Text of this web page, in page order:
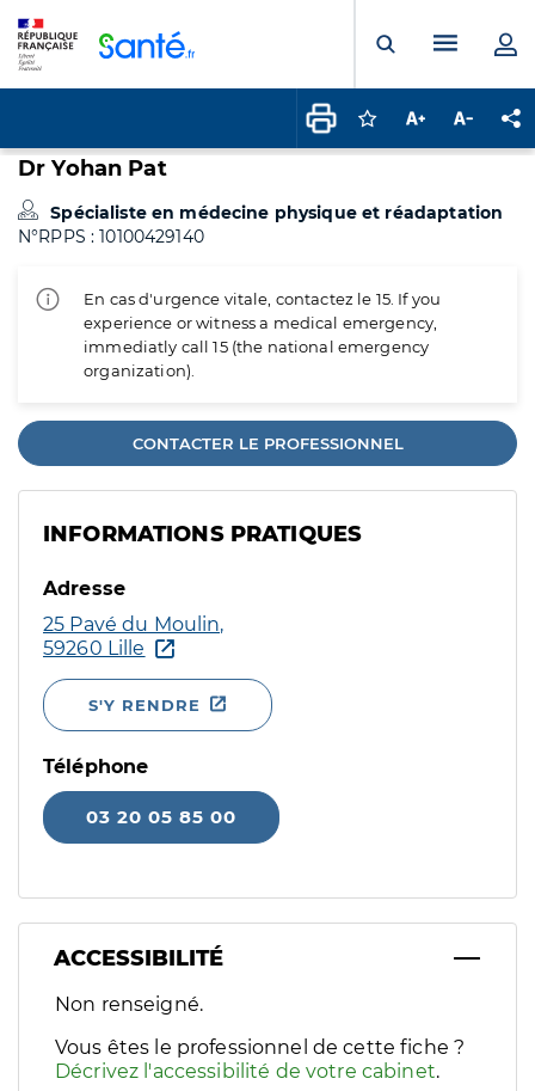
Ouvrir laMenu
Connectez-vous
Augmenter la
Dr Yohan Pat
Spécialiste en médecine physique et réadaptation
N°RPPS : 10100429140
En cas d'urgence vitale, contactez le 15. If you
experience or witness a medical emergency,
immediatly call 15 (the national emergency
organization).
CONTACTER LE PROFESSIONNEL
INFORMATIONS PRATIQUES
Adresse
25 Pavé du Moulin,
59260 Lille
S'Y RENDRE
Téléphone
03 20 05 85 00
ACCESSIBILITÉ
Filtres
Sélectionnez un ou plusieurs handicaps/besoins
Non renseigné.
Vous êtes le professionnel de cette fiche ?
Décrivez l'accessibilité de votre cabinet.